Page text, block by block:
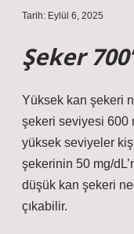
Tarih: Eylül 6, 2025
Şeker
Yüksek kan şekeri
şekeri seviyesi 600
yüksek seviyeler
şekerinin 50 mg/
düşük kan şekeri
çıkabilir.